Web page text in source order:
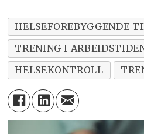
HELSEFOREBYGGENDE
TRENING I
HELSEKONTROLL